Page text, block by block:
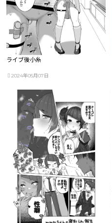
ライブ後小糸
2024年05月07日